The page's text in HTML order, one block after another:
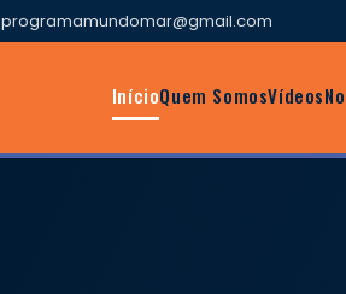
programamundomar@gmail.com
InícioQuem SomosVídeos